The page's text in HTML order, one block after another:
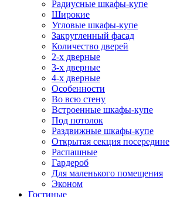
Радиусные шкафы-купе
Широкие
Угловые шкафы-купе
Закругленный фасад
Количество дверей
2-х дверные
3-х дверные
4-х дверные
Особенности
Во всю стену
Встроенные шкафы-купе
Под потолок
Раздвижные шкафы-купе
Открытая секция посередине
Распашные
Гардероб
Для маленького помещения
Эконом
Гостиные